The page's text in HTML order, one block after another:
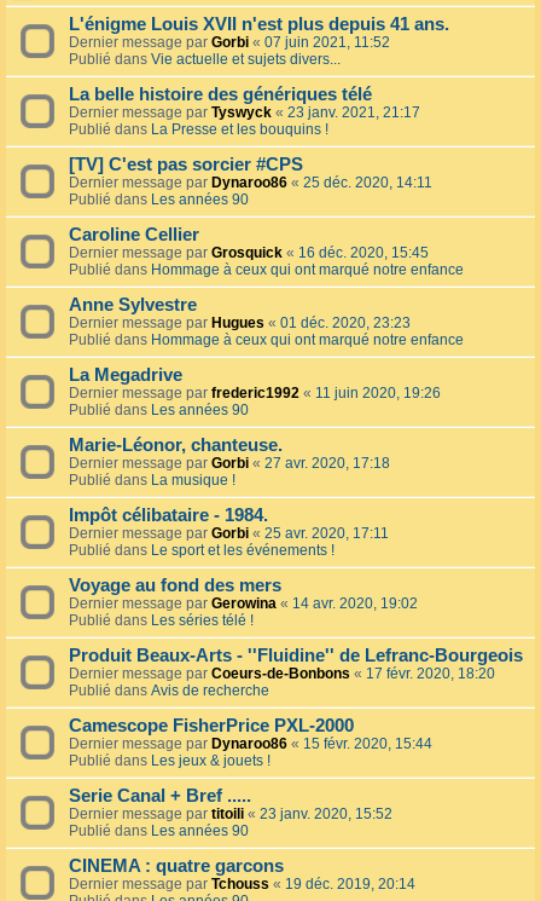
L'énigme Louis XVII n'est plus depuis 41 ans.
Dernier message par Gorbi « 07 juin 2021, 11:52
Publié dans Vie actuelle et sujets divers...
La belle histoire des génériques télé
Dernier message par Tyswyck « 23 janv. 2021, 21:17
Publié dans La Presse et les bouquins !
[TV] C'est pas sorcier #CPS
Dernier message par Dynaroo86 « 25 déc. 2020, 14:11
Publié dans Les années 90
Caroline Cellier
Dernier message par Grosquick « 16 déc. 2020, 15:45
Publié dans Hommage à ceux qui ont marqué notre enfance
Anne Sylvestre
Dernier message par Hugues « 01 déc. 2020, 23:23
Publié dans Hommage à ceux qui ont marqué notre enfance
La Megadrive
Dernier message par frederic1992 « 11 juin 2020, 19:26
Publié dans Les années 90
Marie-Léonor, chanteuse.
Dernier message par Gorbi « 27 avr. 2020, 17:18
Publié dans La musique !
Impôt célibataire - 1984.
Dernier message par Gorbi « 25 avr. 2020, 17:11
Publié dans Le sport et les événements !
Voyage au fond des mers
Dernier message par Gerowina « 14 avr. 2020, 19:02
Publié dans Les séries télé !
Produit Beaux-Arts - ''Fluidine'' de Lefranc-Bourgeois
Dernier message par Coeurs-de-Bonbons « 17 févr. 2020, 18:20
Publié dans Avis de recherche
Camescope FisherPrice PXL-2000
Dernier message par Dynaroo86 « 15 févr. 2020, 15:44
Publié dans Les jeux & jouets !
Serie Canal + Bref .....
Dernier message par titoili « 23 janv. 2020, 15:52
Publié dans Les années 90
CINEMA : quatre garcons
Dernier message par Tchouss « 19 déc. 2019, 20:14